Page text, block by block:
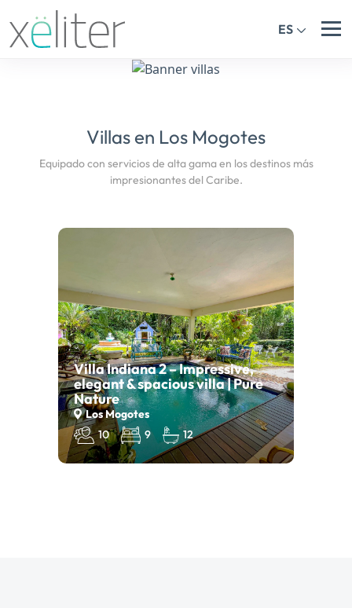
ES
Villas en Los Mogotes
Equipado con servicios de alta gama en los destinos más
impresionantes del Caribe.
Villa Indiana 2 – Impressive,
elegant & spacious villa | Pure
Nature
Los Mogotes
10
9 12